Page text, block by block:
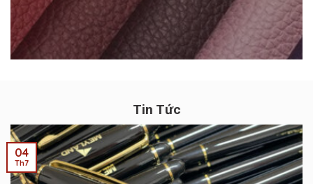
Tin Tức
04
Th7